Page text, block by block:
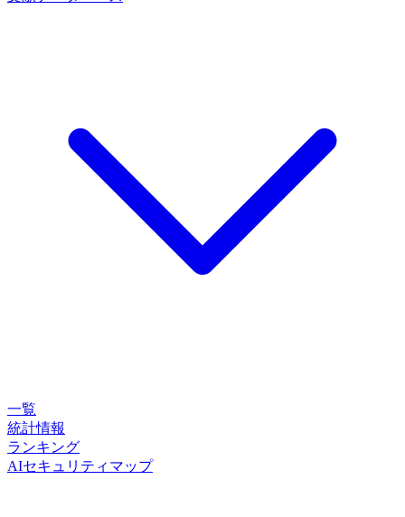
一覧
統計情報
ランキング
AIセキュリティマップ